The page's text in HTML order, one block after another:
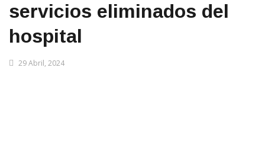
servicios eliminados del
hospital
29 Abril, 2024